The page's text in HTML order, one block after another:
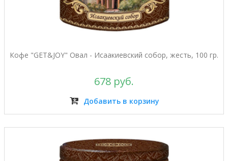
Кофе "GET&JOY" Овал - Исаакиевский собор, жесть, 100 гр.
678 руб.
Добавить в корзину